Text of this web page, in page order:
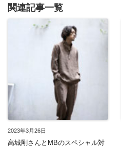
関連記事一覧
2023年3月26日
高城剛さんとMBのスペシャル対